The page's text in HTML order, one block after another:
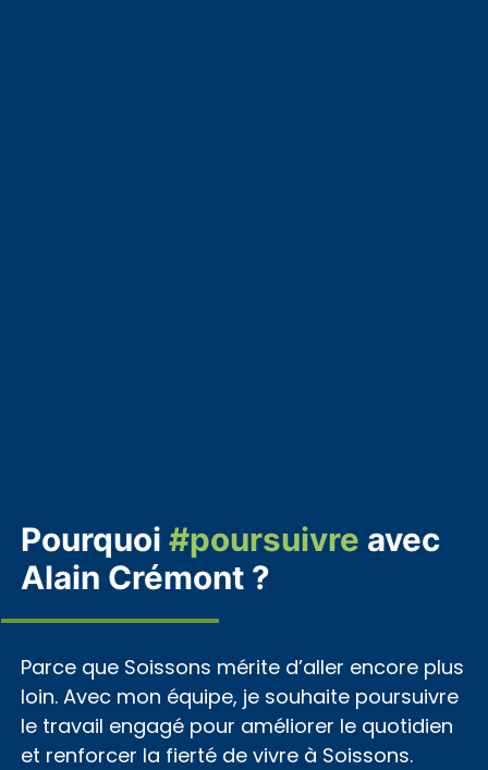
Pourquoi #poursuivre avec
Alain Crémont ?
Parce que Soissons mérite d’aller encore plus
loin. Avec mon équipe, je souhaite poursuivre
le travail engagé pour améliorer le quotidien
et renforcer la fierté de vivre à Soissons.